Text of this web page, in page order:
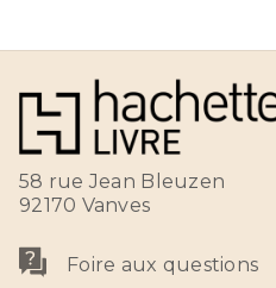
58 rue Jean Bleuzen
92170 Vanves
Foire aux questions